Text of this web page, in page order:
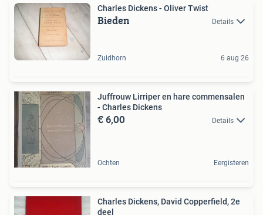
Charles Dickens - Oliver Twist
Bieden Details
Zuidhorn 6 aug 26
Juffrouw Lirriper en hare commensalen
- Charles Dickens
€ 6,00 Details
Ochten Eergisteren
Charles Dickens, David Copperfield, 2e
deel